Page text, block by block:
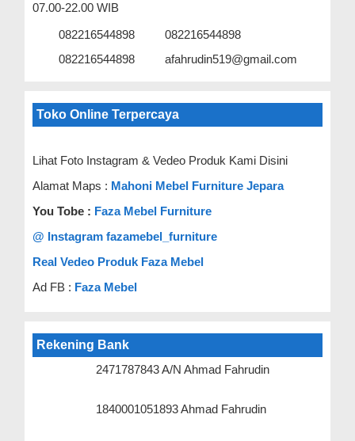
07.00-22.00 WIB
082216544898
082216544898
082216544898
afahrudin519@gmail.com
Toko Online Terpercaya
Lihat Foto Instagram & Vedeo Produk Kami Disini
Alamat Maps : Mahoni Mebel Furniture Jepara
You Tobe : Faza Mebel Furniture
@ Instagram fazamebel_furniture
Real Vedeo Produk Faza Mebel
Ad FB : Faza Mebel
Rekening Bank
2471787843 A/N Ahmad Fahrudin
1840001051893 Ahmad Fahrudin